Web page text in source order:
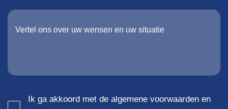
ConsentIk ga akkoord met de algemene voorwaarden en